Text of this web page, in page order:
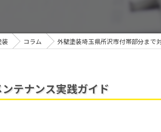
リフォーム
雨漏り
装 コラム 外壁塗装埼玉県所沢市付帯部分まで
テナンス実践ガイド